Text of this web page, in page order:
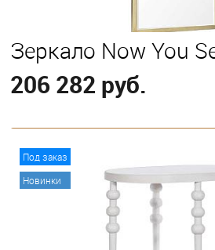
Зеркало Now You
206 282 руб.
Под заказ
Новинки